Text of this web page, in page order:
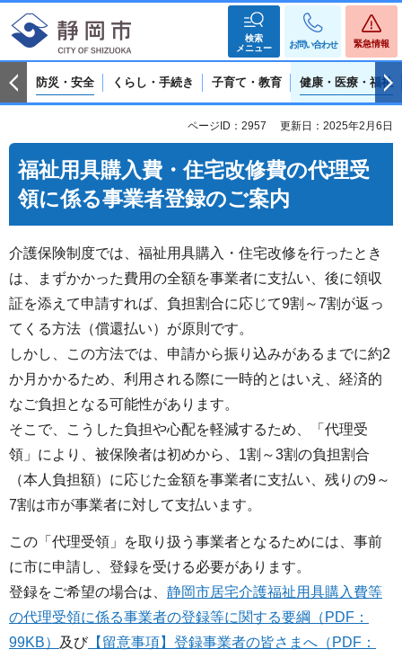
検索
メニュー
お問い合わせ 緊急情報
防災・安全 くらし・手続き 子育て・教育 健康・医療・福祉
ページID：2957 更新日：2025年2月6日
福祉用具購入費・住宅改修費の代理受
領に係る事業者登録のご案内
介護保険制度では、福祉用具購入・住宅改修を行ったとき
は、まずかかった費用の全額を事業者に支払い、後に領収
証を添えて申請すれば、負担割合に応じて9割～7割が返っ
てくる方法（償還払い）が原則です。
しかし、この方法では、申請から振り込みがあるまでに約2
か月かかるため、利用される際に一時的とはいえ、経済的
なご負担となる可能性があります。
そこで、こうした負担や心配を軽減するため、「代理受
領」により、被保険者は初めから、1割～3割の負担割合
（本人負担額）に応じた金額を事業者に支払い、残りの9～
7割は市が事業者に対して支払います。
この「代理受領」を取り扱う事業者となるためには、事前
に市に申請し、登録を受ける必要があります。
登録をご希望の場合は、 静岡市居宅介護福祉用具購入費等
の代理受領に係る事業者の登録等に関する要綱（PDF：
99KB）
及び【留意事項】登録事業者の皆さまへ（PDF：